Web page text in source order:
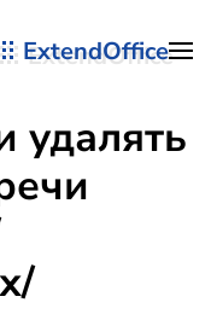
ExtendOffice
удалять